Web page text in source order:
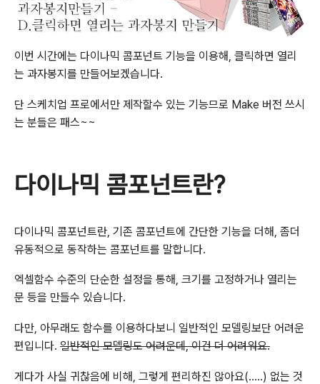
이번 시간에는 다이나믹 콤포넌트 기능을 이용해, 클릭하면 열리
는 과자봉지를 만들어보겠습니다.
단 스케치업 프로에서만 제작할수 있는 기능므로 Make 버전 쓰시
는 분들은 패스~~
다이나믹 콤포넌트란?
다이나믹 콤포넌트란, 기존 콤포넌트에 간단한 기능을 더해, 좀더
유동적으로 동작하는 콤포넌트를 말합니다.
엑셀함수 수준의 단순한 설정을 통해, 크기를 고정하거나 열리는
문 등을 만들수 있습니다.
다만, 아무래도 함수를 이용하다보니 일반적인 모델링보단 어려운
편입니다. 일반적인 모델링도 어려운데, 이건 더 어려워요.
게다가 사실 귀찮음에 비해, 그렇게 편리하진 않아요(…..) 없는 것